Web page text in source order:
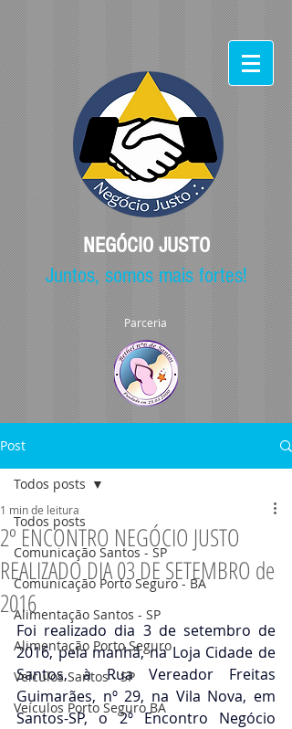
NEGÓCIO JUSTO
Juntos, somos mais fortes!
Parceria
Post
Todos posts
Comunicação Santos - SP
Comunicação Porto Seguro - BA
Alimentação Santos - SP
Alimentação Porto Seguro
Veículos Santos - SP
Veículos Porto Seguro BA
Todos posts
2º ENCONTRO NEGÓCIO JUSTO
REALIZADO DIA 03 DE SETEMBRO de
2016
1 min de leitura
Foi realizado dia 3 de setembro de
2016, pela manhã, na Loja Cidade de
Santos, à Rua Vereador Freitas
Guimarães, nº 29, na Vila Nova, em
Santos-SP, o 2º Encontro Negócio